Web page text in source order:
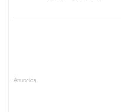
Anuncios.